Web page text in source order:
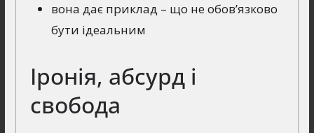
вона дає приклад – що не обов’язково
бути ідеальним
Іронія, абсурд і
свобода